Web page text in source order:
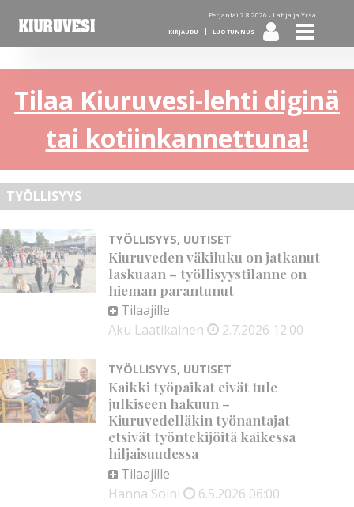
Perjantai 7.8.2026 - Lahja ja Yrsa
KIRJAUDU LUO TUNNUS
Tilaa Kiuruvesi-lehti diginä
tai kotiinkannettuna!
TYÖLLISYYS
TYÖLLISYYS, UUTISET
Kiuruveden väkiluku on jatkanut
laskuaan – työllisyystilanne on
hieman parantunut
Tilaajille
Aku Laatikainen
2.7.2026 12:00
TYÖLLISYYS, UUTISET
Kaikki työpaikat eivät tule
julkiseen hakuun –
Kiuruvedelläkin työnantajat
etsivät työntekijöitä kaikessa
hiljaisuudessa
Tilaajille
Hanna Soini
6.5.2026 06:00